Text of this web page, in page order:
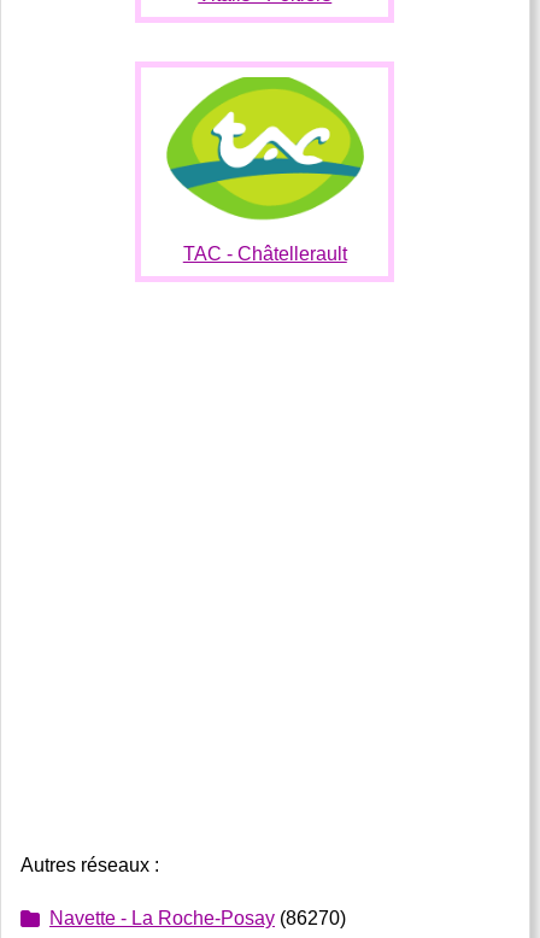
TAC - Châtellerault
Autres réseaux :
Navette - La Roche-Posay (86270)